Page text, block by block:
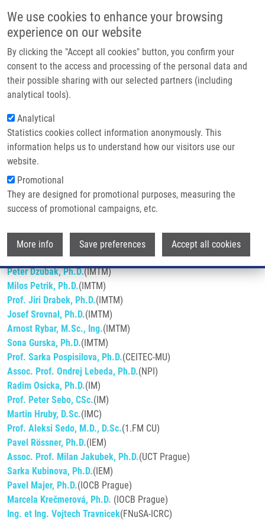
We use cookies to enhance your browsing
experience on our website
By clicking the "Accept all cookies" button, you confirm your
consent to the access and processing of the personal data and
their possible sharing with our selected partners (including
analytical tools).
Analytical
Statistics cookies collect information anonymously. This
information helps us to understand how our visitors use our
website.
Promotional
They are designed for promotional purposes, measuring the
success of promotional campaigns, etc.
More info Save preferences Accept all cookies
Main
Domů
Partner institutions
Technologie a služby
Kontakt
Drobečková navigace
Domů Executive Board
Executive board
The Executive board cooperates with the National director and
Project manager on strategic and product planning, approves
new EATRIS-CZ centers and development policies based on
evaluation of EATRIS-CZ utilization. The Executive board also
assigns capacities to particular pilot projects and open-access at
the national level.
Assoc. Prof. Marian Hajduch, M.D., Ph.D.(IMTM)
Peter Dzubak, Ph.D.(IMTM)
Milos Petrik, Ph.D.(IMTM)
Prof. Jiri Drabek, Ph.D.(IMTM)
Josef Srovnal, Ph.D.(IMTM)
Arnost Rybar, M.Sc., Ing.(IMTM)
Sona Gurska, Ph.D.(IMTM)
Prof. Sarka Pospisilova, Ph.D.(CEITEC-MU)
Assoc. Prof. Ondrej Lebeda, Ph.D.(NPI)
Radim Osicka, Ph.D.(IM)
Prof. Peter Sebo, CSc.(IM)
Martin Hruby, D.Sc.(IMC)
Prof. Aleksi Sedo, M.D., D.Sc.(1.FM CU)
Pavel Rössner, Ph.D.(IEM)
Assoc. Prof. Milan Jakubek, Ph.D.(UCT Prague)
Sarka Kubinova, Ph.D.(IEM)
Pavel Majer, Ph.D.(IOCB Prague)
Marcela Krečmerová, Ph.D. (IOCB Prague)
Ing. et Ing. Vojtech Travnicek(FNuSA-ICRC)